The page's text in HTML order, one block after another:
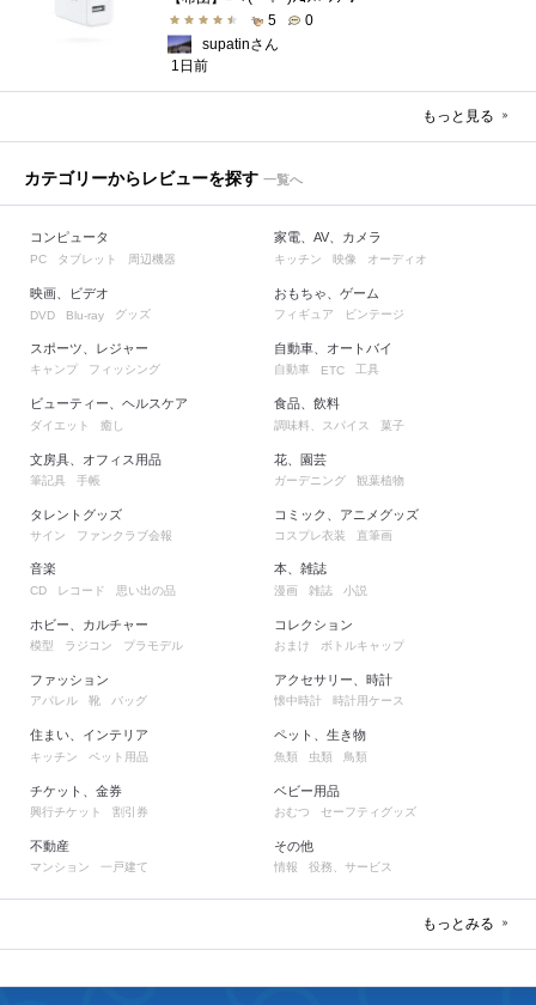
5
0
supatinさん
1日前
もっと見る
カテゴリーからレビューを探す 一覧へ
コンピュータ
PC タブレット 周辺機器
映画、ビデオ
DVD Blu-ray グッズ
スポーツ、レジャー
キャンプ フィッシング
ビューティー、ヘルスケア
ダイエット 癒し
文房具、オフィス用品
筆記具 手帳
タレントグッズ
サイン ファンクラブ会報
家電、AV、カメラ
キッチン 映像 オーディオ
おもちゃ、ゲーム
フィギュア ビンテージ
自動車、オートバイ
自動車 ETC 工具
食品、飲料
調味料、スパイス 菓子
花、園芸
ガーデニング 観葉植物
コミック、アニメグッズ
コスプレ衣装 直筆画
音楽
CD レコード 思い出の品
ホビー、カルチャー
模型 ラジコン プラモデル
ファッション
アパレル 靴 バッグ
住まい、インテリア
キッチン ペット用品
チケット、金券
興行チケット 割引券
不動産
マンション 一戸建て
本、雑誌
漫画 雑誌 小説
コレクション
おまけ ボトルキャップ
アクセサリー、時計
懐中時計 時計用ケース
ペット、生き物
魚類 虫類 鳥類
ベビー用品
おむつ セーフティグッズ
その他
情報 役務、サービス
もっとみる